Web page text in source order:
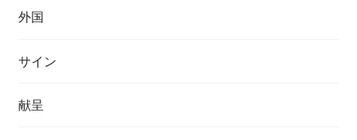
外国
サイン
献呈